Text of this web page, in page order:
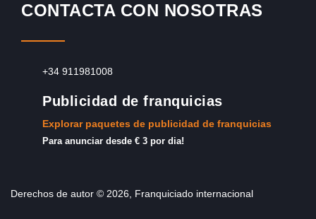
CONTACTA CON NOSOTRAS
+34 911981008
Publicidad de franquicias
Explorar paquetes de publicidad de franquicias
Para anunciar desde € 3 por dia!
Derechos de autor © 2026, Franquiciado internacional